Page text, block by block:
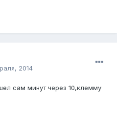
2014
сам минут через 10,клемму